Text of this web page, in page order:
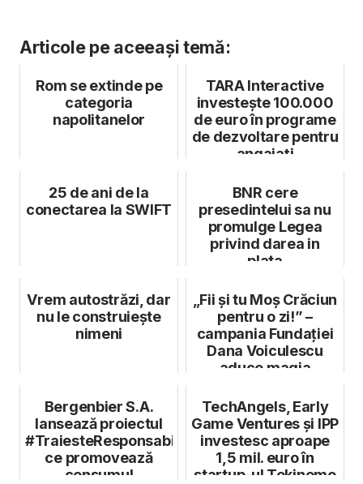
Articole pe aceeași temă:
Rom se extinde pe
categoria
napolitanelor
TARA Interactive
investește 100.000
de euro în programe
de dezvoltare pentru
angajați
25 de ani de la
conectarea la SWIFT
BNR cere
presedintelui sa nu
promulge Legea
privind darea in
plata
Vrem autostrăzi, dar
nu le construiește
nimeni
„Fii și tu Moș Crăciun
pentru o zi!” –
campania Fundației
Dana Voiculescu
aduce magia
Bergenbier S.A.
lansează proiectul
#TraiesteResponsabil
ce promovează
consumul
TechAngels, Early
Game Ventures și IPP
investesc aproape
1,5 mil. euro în
startup-ul Tokinomo